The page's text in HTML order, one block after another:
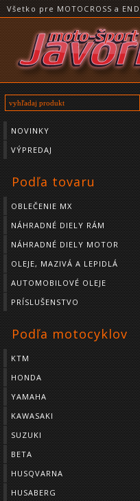
Všetko pre MOTOCROSS a
NOVINKY
VÝPREDAJ
Podľa tovaru
OBLEČENIE MX
NÁHRADNÉ DIELY RÁM
NÁHRADNÉ DIELY MOTOR
OLEJE, MAZIVÁ A LEPIDLÁ
AUTOMOBILOVÉ OLEJE
PRÍSLUŠENSTVO
Podľa motocyklov
KTM
HONDA
YAMAHA
KAWASAKI
SUZUKI
BETA
HUSQVARNA
HUSABERG